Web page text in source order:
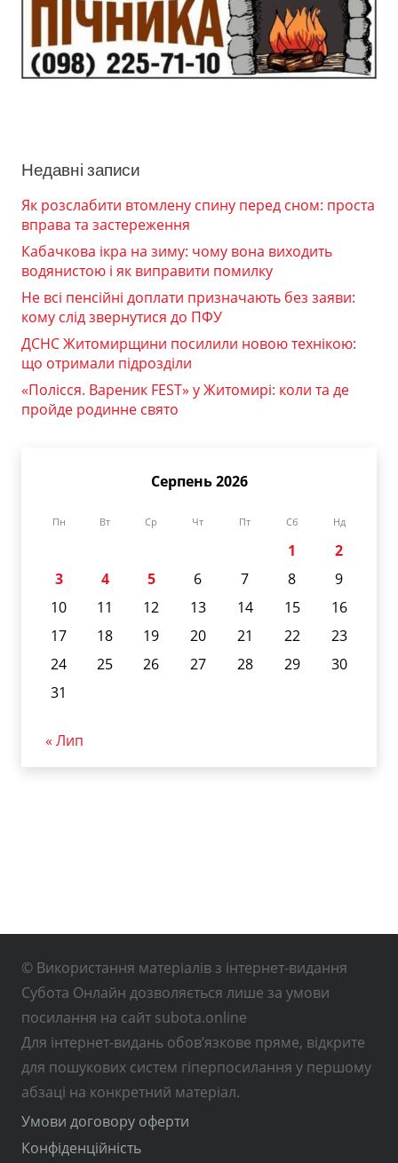
Недавні записи
Як розслабити втомлену спину перед сном: проста
вправа та застереження
Кабачкова ікра на зиму: чому вона виходить
водянистою і як виправити помилку
Не всі пенсійні доплати призначають без заяви:
кому слід звернутися до ПФУ
ДСНС Житомирщини посилили новою технікою:
що отримали підрозділи
«Полісся. Вареник FEST» у Житомирі: коли та де
пройде родинне свято
Серпень 2026
Пн Вт Ср Чт Пт Сб Нд
1
2
3
4 5 6 7 8
9
10
11 12 13 14 15
16
17
18 19 20 21 22
23
24
25 26 27 28 29
30
31
« Лип
© Використання матеріалів з інтернет-видання
Субота Онлайн дозволяється лише за умови
посилання на сайт subota.online
Для інтернет-видань обов’язкове пряме, відкрите
для пошукових систем гіперпосилання у першому
абзаці на конкретний матеріал.
Умови договору оферти
Конфіденційність